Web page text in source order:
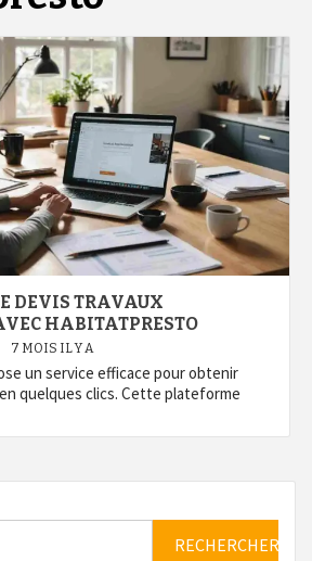
DEVIS TRAVAUX
HABITATPRESTO
7 MOIS IL Y A
un service efficace pour obtenir
quelques clics. Cette plateforme